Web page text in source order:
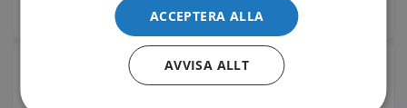
IMDb 6.7 TV4 Film | TV4 Play
Ett annat land
ACCEPTERA ALLA
AVVISA ALLT